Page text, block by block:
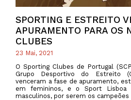
SPORTING E ESTREITO
APURAMENTO PARA OS
CLUBES
23 Mai, 2021
O Sporting Clubes de Portugal
Grupo Desportivo do Estreito
venceram a fase de apuramento,
em femininos, e o Sport Lisboa
masculinos, por serem os